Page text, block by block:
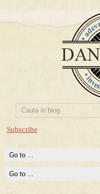
Subscribe
Prima mea carte
Averea Presedintelui:
conturi secrete ale